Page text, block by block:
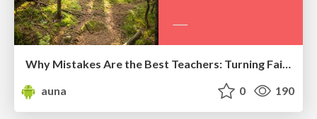
Why Mistakes Are the Best Teachers: Turning Failure into a Pathway for Growth
auna
0 190